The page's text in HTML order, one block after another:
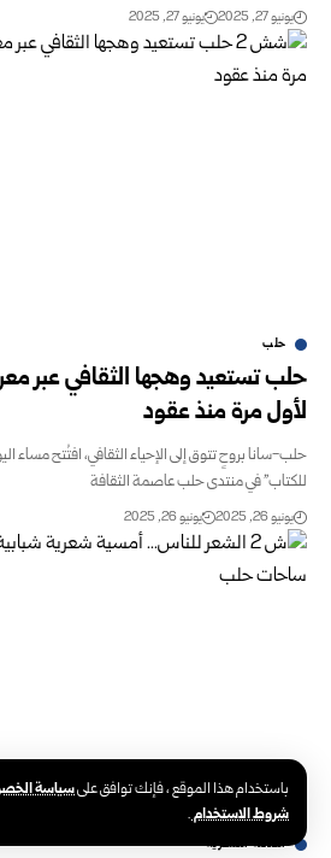
باستخدام هذا الموقع ، فإنك توافق علىسياسة
شروط الاستخدام.
يونيو 27, 2025 يونيو 27, 2025
حلب
حلب تستعيد وهجها الثقافي عبر
لأول مرة منذ عقود
حلب-سانا بروحٍ تتوق إلى الإحياء الثقافي، افتُتح
للكتاب" في منتدى حلب عاصمة الثقافة
يونيو 26, 2025 يونيو 26, 2025
الكلمة الشعرية